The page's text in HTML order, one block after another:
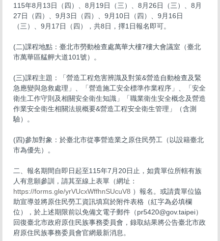
115年8月13日（四）、8月19日（三）、8月26日（三）、8月
27日（四）、9月3日（四）、9月10日（四）、9月16日
（三）、9月17日（四），共8日，擇1日報名即可。
​​(二)​​​課程地點：臺北市勞動檢查處萬華大樓7樓大會議室（臺北
市萬華區艋舺大道101號）。
​​(三)​​​課程主題：「營造工程危害辨識及對策&營造自動檢查及緊
急應變與急救處理」、「營造施工安全標準作業程序」、「安全
衛生工作守則及相關安全衛生知識」「職業衛生安全概念及營造
作業安全衛生相關法規概要&營造工程安全衛生管理」（含測
驗）。
(四)參加對象：於臺北市從事營造業之原住民勞工（以設籍臺北
市為優先）。
二、報名期間自即日起至115年7月20日止，如貴單位所轄有族
人有意願參訓，請其至線上表單（網址：
https://forms.gle/yrVUcxWffhnSUcuV8 ）報名。或請貴單位協
助宣導並將原住民勞工資訊填寫於附件表格（紅字為必填欄
位），於上述期限前以免備文電子郵件（pr5420@gov.taipei）
回復臺北市政府原住民族事務委員會，錄取結果將公告臺北市政
府原住民族事務委員會官網最新消息。